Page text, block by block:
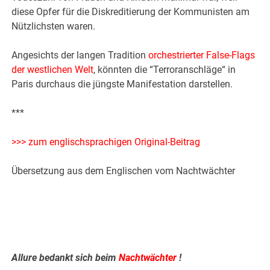
diese Opfer für die Diskreditierung der Kommunisten am
Nützlichsten waren.
Angesichts der langen Traditionorchestrierter False-Flags
der westlichen Welt, könnten die “Terroranschläge“ in
Paris durchaus die jüngste Manifestation darstellen.
***
>>> zum englischsprachigen Original-Beitrag
Übersetzung aus dem Englischen vom Nachtwächter
Allure bedankt sich beimNachtwächter!